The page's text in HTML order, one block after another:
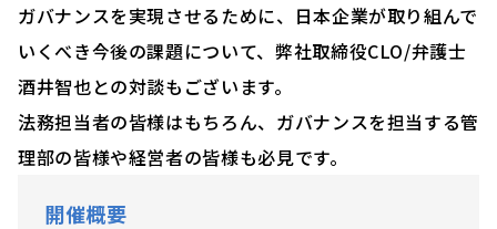
ガバナンスを実現させるために、日本企業が取り組んで
いくべき今後の課題について、弊社取締役CLO/弁護士
酒井智也との対談もございます。
法務担当者の皆様はもちろん、ガバナンスを担当する管
理部の皆様や経営者の皆様も必見です。
開催概要